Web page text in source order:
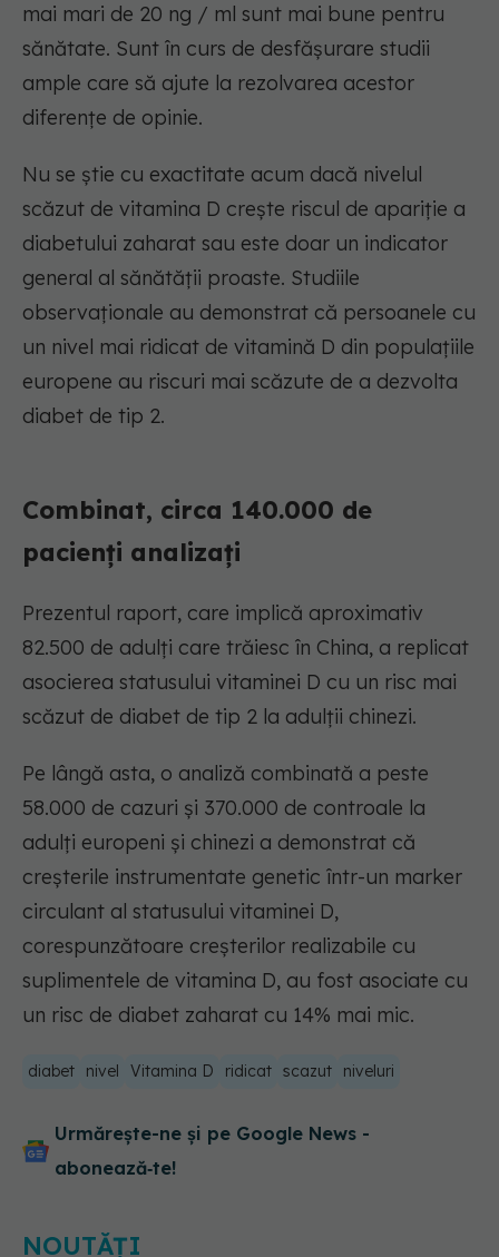
mai mari de 20 ng / ml sunt mai bune pentru
sănătate. Sunt în curs de desfășurare studii
ample care să ajute la rezolvarea acestor
diferențe de opinie.
Nu se știe cu exactitate acum dacă nivelul
scăzut de vitamina D crește riscul de apariție a
diabetului zaharat sau este doar un indicator
general al sănătății proaste. Studiile
observaționale au demonstrat că persoanele cu
un nivel mai ridicat de vitamină D din populațiile
europene au riscuri mai scăzute de a dezvolta
diabet de tip 2.
Combinat, circa 140.000 de
pacienți analizați
Prezentul raport, care implică aproximativ
82.500 de adulți care trăiesc în China, a replicat
asocierea statusului vitaminei D cu un risc mai
scăzut de diabet de tip 2 la adulții chinezi.
Pe lângă asta, o analiză combinată a peste
58.000 de cazuri și 370.000 de controale la
adulți europeni și chinezi a demonstrat că
creșterile instrumentate genetic într-un marker
circulant al statusului vitaminei D,
corespunzătoare creșterilor realizabile cu
suplimentele de vitamina D, au fost asociate cu
un risc de diabet zaharat cu 14% mai mic.
diabet nivel Vitamina D ridicat scazut niveluri
Urmărește-ne și pe Google News -
abonează‑te!
NOUTĂȚI